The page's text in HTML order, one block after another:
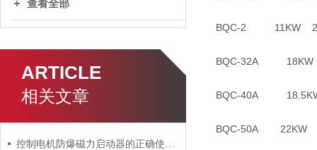
查看全部
ARTICLE
相关文章
控制电机防爆磁力启动器的正确使用建议
BQC-2 11KW
BQC-32A
BQC-40A
BQC-50A